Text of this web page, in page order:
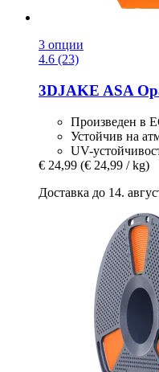
3 опции
4.6 (23)
3DJAKE ASA
Произведен в
Устойчив на
UV-
€ 24,99 (€ 24,99 / kg)
Доставка до 14.